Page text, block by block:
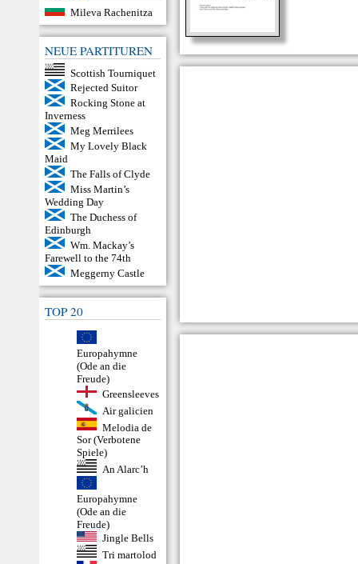
Mileva Rachenitza
NEUE PARTITUREN
Scottish Tourniquet
Rejected Suitor
Rocking Stone at
Inverness
Meg Merrilees
My Lovely Black
Maid
The Falls of Clyde
Miss Martin’s
Wedding Day
The Duchess of
Edinburgh
Wm. Mackay’s
Farewell to the 74th
Meggerny Castle
TOP 20
Europahymne
(Ode an die
Freude)
Greensleeves
Air galicien
Melodia de
Sor (Verbotene
Spiele)
An Alarc’h
Europahymne
(Ode an die
Freude)
Jingle Bells
Tri martolod